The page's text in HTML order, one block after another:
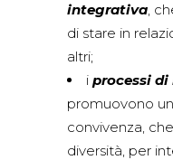
integrativa,
di stare in
altri;
i processi
promuovono
convivenza,
diversità, per